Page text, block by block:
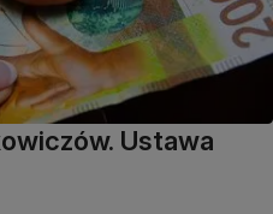
Ustawa